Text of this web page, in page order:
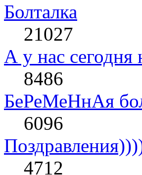
Болталка
21027
А у нас сегодня
8486
БеРеМеНнАя
6096
4712